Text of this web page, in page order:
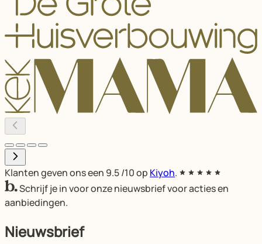
Klanten geven ons een 9.5/10 op Kiyoh.
Schrijf je in voor onze nieuwsbrief voor acties en
aanbiedingen.
Nieuwsbrief